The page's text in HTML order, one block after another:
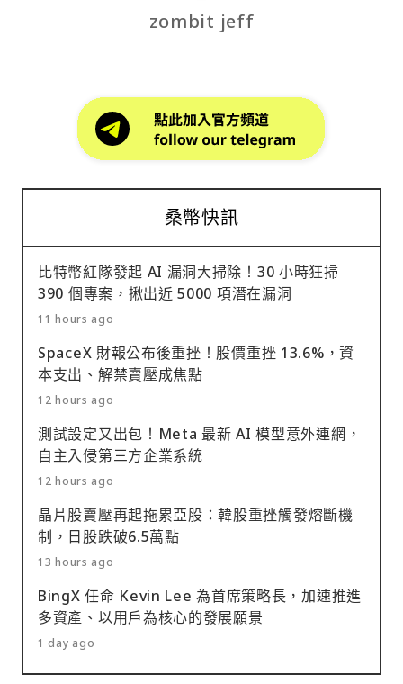
zombit jeff
桑幣快訊
比特幣紅隊發起 AI 漏洞大掃除！30 小時狂掃
390 個專案，揪出近 5000 項潛在漏洞
11 hours ago
SpaceX 財報公布後重挫！股價重挫 13.6%，資
本支出、解禁賣壓成焦點
12 hours ago
測試設定又出包！Meta 最新 AI 模型意外連網，
自主入侵第三方企業系統
12 hours ago
晶片股賣壓再起拖累亞股：韓股重挫觸發熔斷機
制，日股跌破6.5萬點
13 hours ago
BingX 任命 Kevin Lee 為首席策略長，加速推進
多資產、以用戶為核心的發展願景
1 day ago